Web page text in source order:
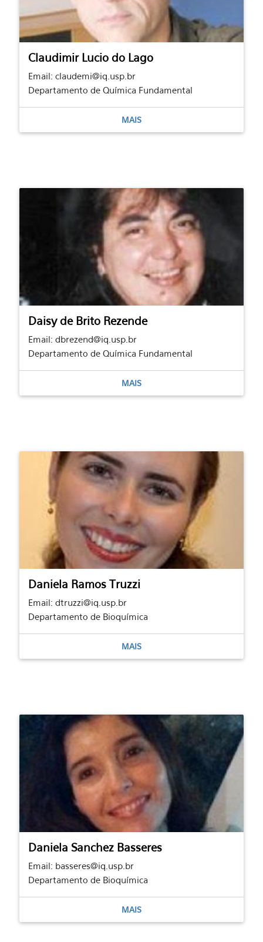
Claudimir Lucio do Lago
Email: claudemi@iq.usp.br
Departamento de Química Fundamental
MAIS
Daisy de Brito Rezende
Email: dbrezend@iq.usp.br
Departamento de Química Fundamental
MAIS
Daniela Ramos Truzzi
Email: dtruzzi@iq.usp.br
Departamento de Bioquímica
MAIS
Daniela Sanchez Basseres
Email: basseres@iq.usp.br
Departamento de Bioquímica
MAIS